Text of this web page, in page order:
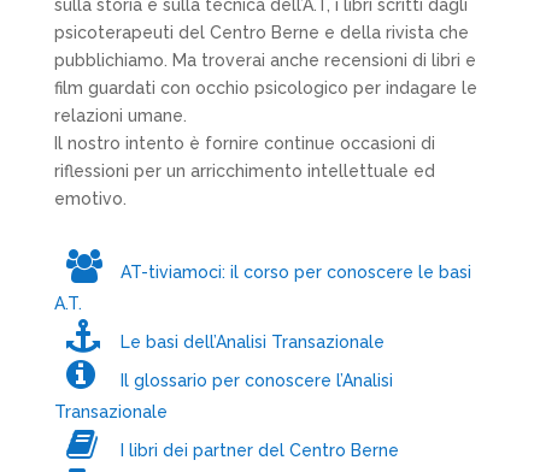
sulla storia e sulla tecnica dell’A.T, i libri scritti dagli
psicoterapeuti del Centro Berne e della rivista che
pubblichiamo. Ma troverai anche recensioni di libri e
film guardati con occhio psicologico per indagare le
relazioni umane.
Il nostro intento è fornire continue occasioni di
riflessioni per un arricchimento intellettuale ed
emotivo.
AT-tiviamoci: il corso per conoscere le basi
A.T.
Le basi dell’Analisi Transazionale
Il glossario per conoscere l’Analisi
Transazionale
I libri dei partner del Centro Berne